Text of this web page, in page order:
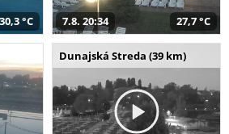
30,3 °C 7.8. 20:34 27,7 °C
Dunajská Streda (39 km)